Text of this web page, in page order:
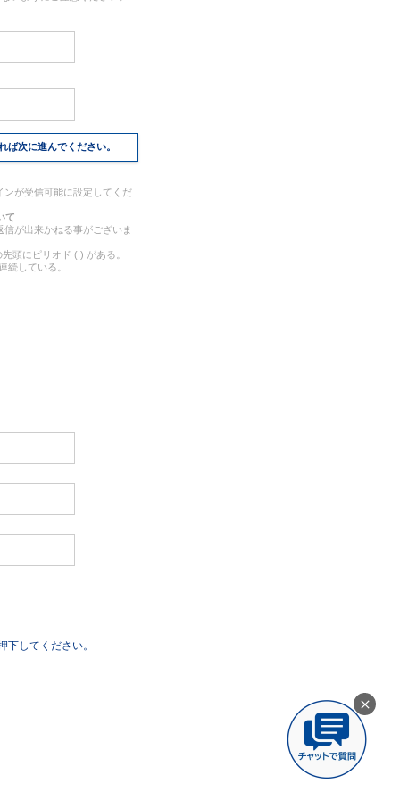
ば次に進んでください。
ンが受信可能に設定してくだ
て
が出来かねる事がございま
頭にピリオド (.) がある。
続している。
してください。